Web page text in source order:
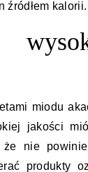
źródłem kalorii.
miodu
jakości
że nie
produkty